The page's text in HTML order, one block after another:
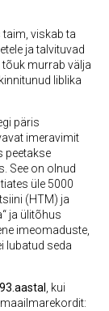
viskab ta
ja talvituvad
tõuk murrab välja
liblika
päris
imeravimit
peetakse
See on olnud
üle 5000
(HTM) ja
ja ülitõhus
imeomaduste,
lubatud seda
, kui